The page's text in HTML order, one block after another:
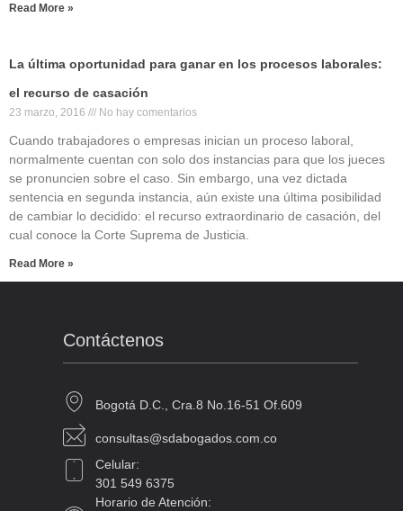
Read More »
La última oportunidad para ganar en los procesos laborales:
el recurso de casación
23 marzo, 2016 No hay comentarios
Cuando trabajadores o empresas inician un proceso laboral,
normalmente cuentan con solo dos instancias para que los jueces
se pronuncien sobre el caso. Sin embargo, una vez dictada
sentencia en segunda instancia, aún existe una última posibilidad
de cambiar lo decidido: el recurso extraordinario de casación, del
cual conoce la Corte Suprema de Justicia.
Read More »
Contáctenos
Bogotá D.C., Cra.8 No.16-51 Of.609
consultas@sdabogados.com.co
Celular:
301 549 6375
Horario de Atención: